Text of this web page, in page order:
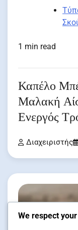
1 min read
Καπέλο
Μαλακή
Ενεργός
Διαχειριστής
We respect